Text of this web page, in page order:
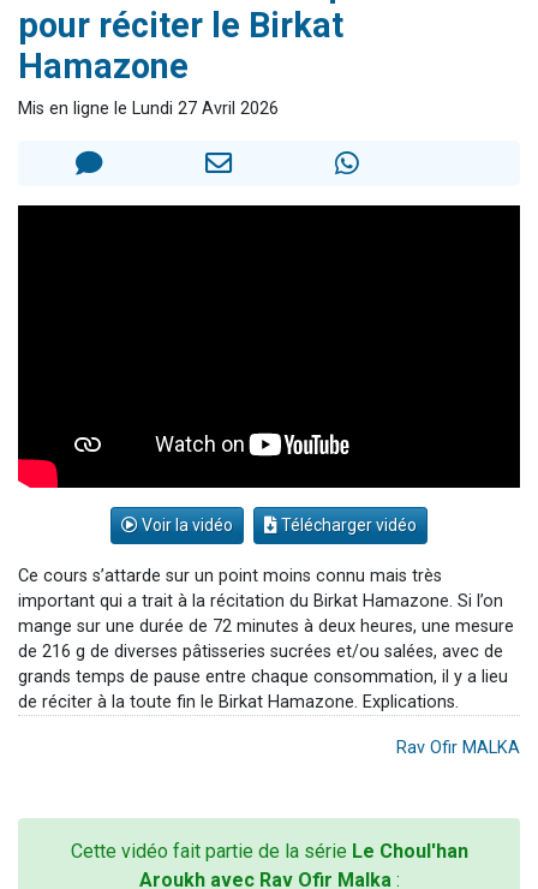
Il reste 49 places pour étudier en groupe sur Zoom
pour réciter le Birkat
Hamazone
Mis en ligne le Lundi 27 Avril 2026
Voir la vidéo Télécharger vidéo
Ce cours s’attarde sur un point moins connu mais très
important qui a trait à la récitation du Birkat Hamazone. Si l’on
mange sur une durée de 72 minutes à deux heures, une mesure
de 216 g de diverses pâtisseries sucrées et/ou salées, avec de
grands temps de pause entre chaque consommation, il y a lieu
de réciter à la toute fin le Birkat Hamazone. Explications.
Rav Ofir MALKA
Cette vidéo fait partie de la série Le Choul'han
Aroukh avec Rav Ofir Malka: